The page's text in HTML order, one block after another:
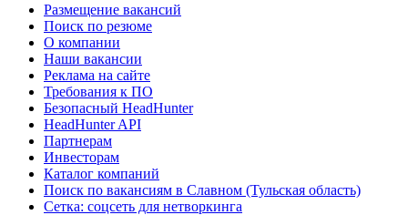
Размещение вакансий
Поиск по резюме
О компании
Наши вакансии
Реклама на сайте
Требования к ПО
Безопасный HeadHunter
HeadHunter API
Партнерам
Инвесторам
Каталог компаний
Поиск по вакансиям в Славном (Тульская область)
Сетка: соцсеть для нетворкинга